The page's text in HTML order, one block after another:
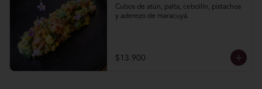
Cubos de atún, palta, cebollín, pistachos
y aderezo de maracuyá.
$13.900